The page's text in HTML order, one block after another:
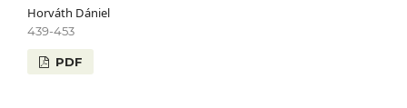
Horváth Dániel
439-453
PDF